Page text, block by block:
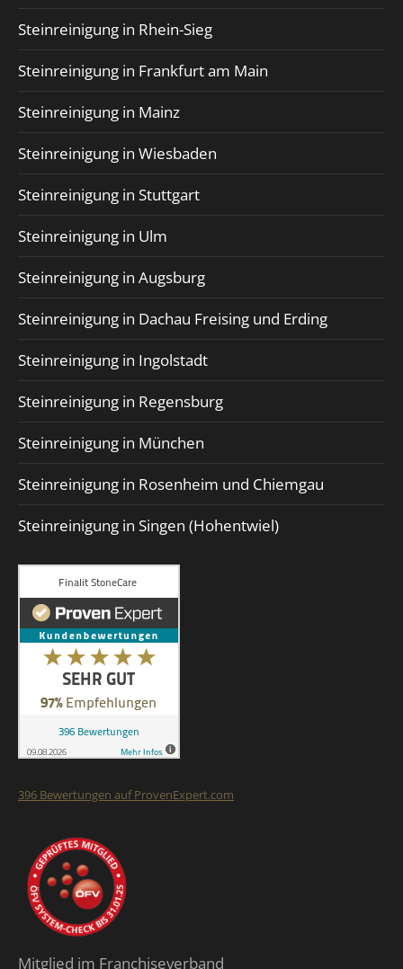
Steinreinigung in Rhein-Sieg
Steinreinigung in Frankfurt am Main
Steinreinigung in Mainz
Steinreinigung in Wiesbaden
Steinreinigung in Stuttgart
Steinreinigung in Ulm
Steinreinigung in Augsburg
Steinreinigung in Dachau Freising und Erding
Steinreinigung in Ingolstadt
Steinreinigung in Regensburg
Steinreinigung in München
Steinreinigung in Rosenheim und Chiemgau
Steinreinigung in Singen (Hohentwiel)
396 Bewertungen auf ProvenExpert.com
Mitglied im Franchiseverband